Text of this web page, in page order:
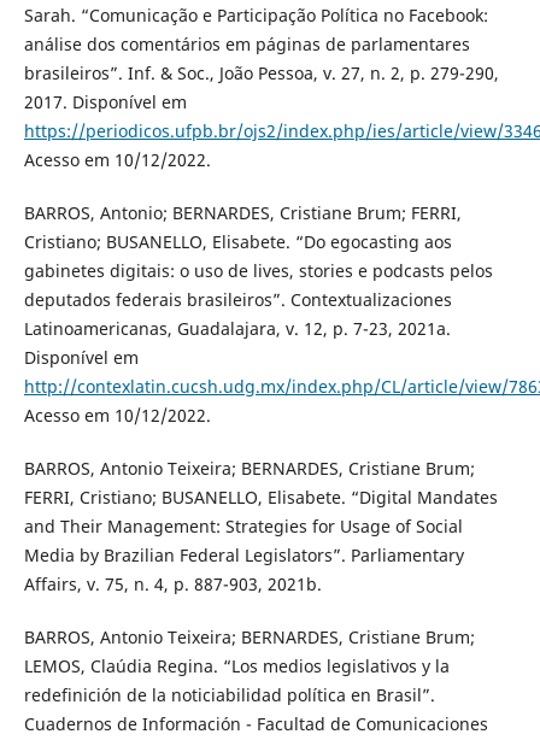
Sarah. “Comunicação e Participação Política no Facebook:
análise dos comentários em páginas de parlamentares
brasileiros”. Inf. & Soc., João Pessoa, v. 27, n. 2, p. 279-290,
2017. Disponível em
https://periodicos.ufpb.br/ojs2/index.php/ies/article/view/
Acesso em 10/12/2022.
BARROS, Antonio; BERNARDES, Cristiane Brum; FERRI,
Cristiano; BUSANELLO, Elisabete. “Do egocasting aos
gabinetes digitais: o uso de lives, stories e podcasts pelos
deputados federais brasileiros”. Contextualizaciones
Latinoamericanas, Guadalajara, v. 12, p. 7-23, 2021a.
Disponível em
http://contexlatin.cucsh.udg.mx/index.php/CL/article/view/
Acesso em 10/12/2022.
BARROS, Antonio Teixeira; BERNARDES, Cristiane Brum;
FERRI, Cristiano; BUSANELLO, Elisabete. “Digital Mandates
and Their Management: Strategies for Usage of Social
Media by Brazilian Federal Legislators”. Parliamentary
Affairs, v. 75, n. 4, p. 887-903, 2021b.
BARROS, Antonio Teixeira; BERNARDES, Cristiane Brum;
LEMOS, Claúdia Regina. “Los medios legislativos y la
redefinición de la noticiabilidad política en Brasil”.
Cuadernos de Información - Facultad de Comunicaciones